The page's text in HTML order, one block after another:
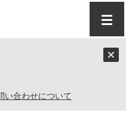
い合わせについて